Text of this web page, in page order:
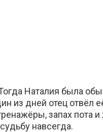
Наталия была
из дней отец отвёл
запах пота
навсегда.